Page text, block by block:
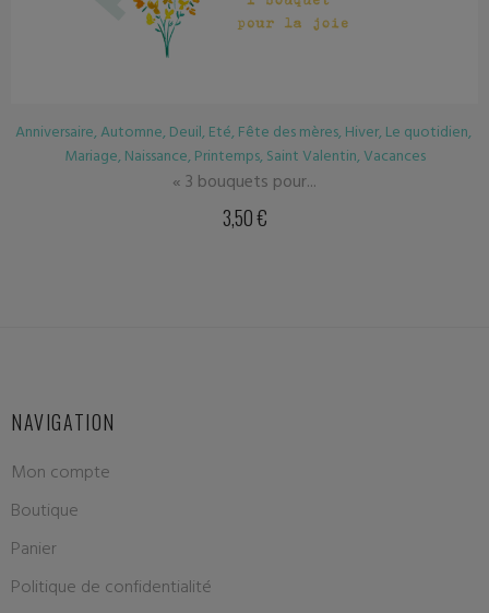
,Automne,Deuil,Eté,Fête des mères,Hiver,Le quotidien,
Naissance,Printemps,Saint Valentin,Vacances
« 3 bouquets pour...
NAVIGATION
Mon compte
Boutique
Panier
Politique de confidentialité